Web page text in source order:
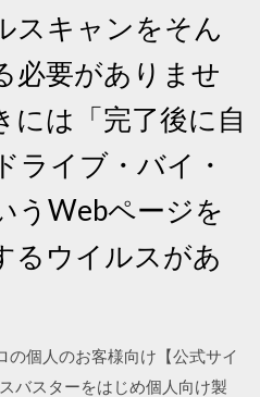
スキャンをそん
必要がありませ
には「完了後に自
ライブ・バイ・
うWebページを
るウイルスがあ
個人のお客様向け【公式サイ
バスターをはじめ個人向け製